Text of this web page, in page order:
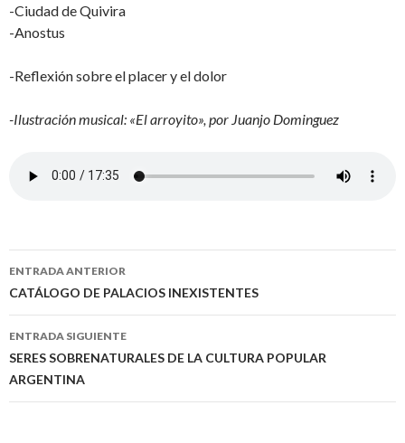
-Ciudad de Quivira
-Anostus
-Reflexión sobre el placer y el dolor
-Ilustración musical: «El arroyito», por Juanjo Dominguez
Ir
a
la
entrada
ENTRADA ANTERIOR
CATÁLOGO DE PALACIOS INEXISTENTES
ENTRADA SIGUIENTE
SERES SOBRENATURALES DE LA CULTURA POPULAR
ARGENTINA